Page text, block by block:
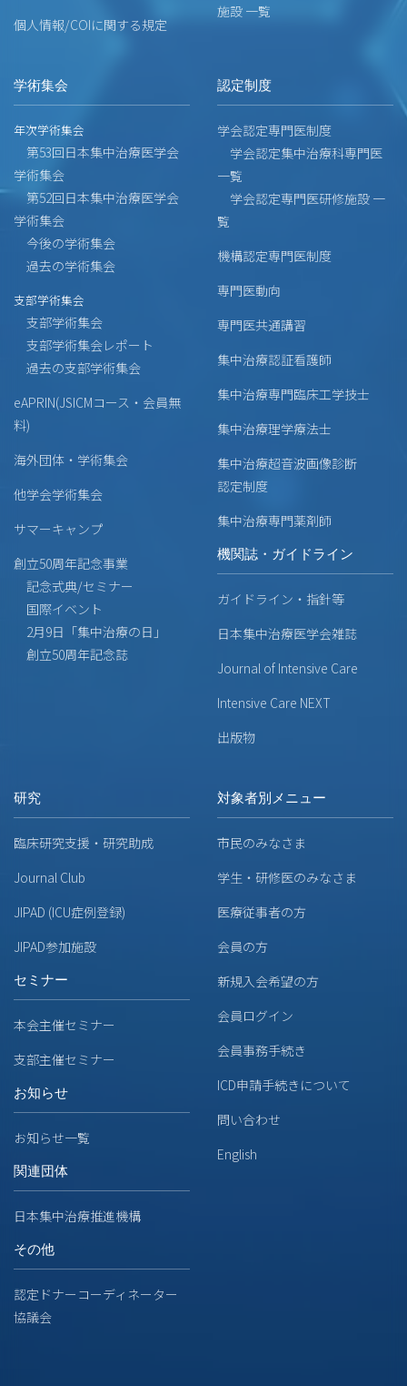
個人情報/COIに関する規定
施設 一覧
学術集会
年次学術集会
第53回日本集中治療医学会
学術集会
第52回日本集中治療医学会
学術集会
今後の学術集会
過去の学術集会
支部学術集会
支部学術集会
支部学術集会レポート
過去の支部学術集会
eAPRIN(JSICMコース・会員無
料)
海外団体・学術集会
他学会学術集会
サマーキャンプ
創立50周年記念事業
記念式典/セミナー
国際イベント
2月9日「集中治療の日」
創立50周年記念誌
認定制度
学会認定専門医制度
学会認定集中治療科専門医
一覧
学会認定専門医研修施設 一
覧
機構認定専門医制度
専門医動向
専門医共通講習
集中治療認証看護師
集中治療専門臨床工学技士
集中治療理学療法士
集中治療超音波画像診断
認定制度
集中治療専門薬剤師
機関誌・ガイドライン
ガイドライン・指針等
日本集中治療医学会雑誌
Journal of Intensive Care
Intensive Care NEXT
出版物
研究
臨床研究支援・研究助成
Journal Club
JIPAD (ICU症例登録)
JIPAD参加施設
セミナー
本会主催セミナー
支部主催セミナー
お知らせ
お知らせ一覧
関連団体
日本集中治療推進機構
その他
認定ドナーコーディネーター
協議会
対象者別メニュー
市民のみなさま
学生・研修医のみなさま
医療従事者の方
会員の方
新規入会希望の方
会員ログイン
会員事務手続き
ICD申請手続きについて
問い合わせ
English